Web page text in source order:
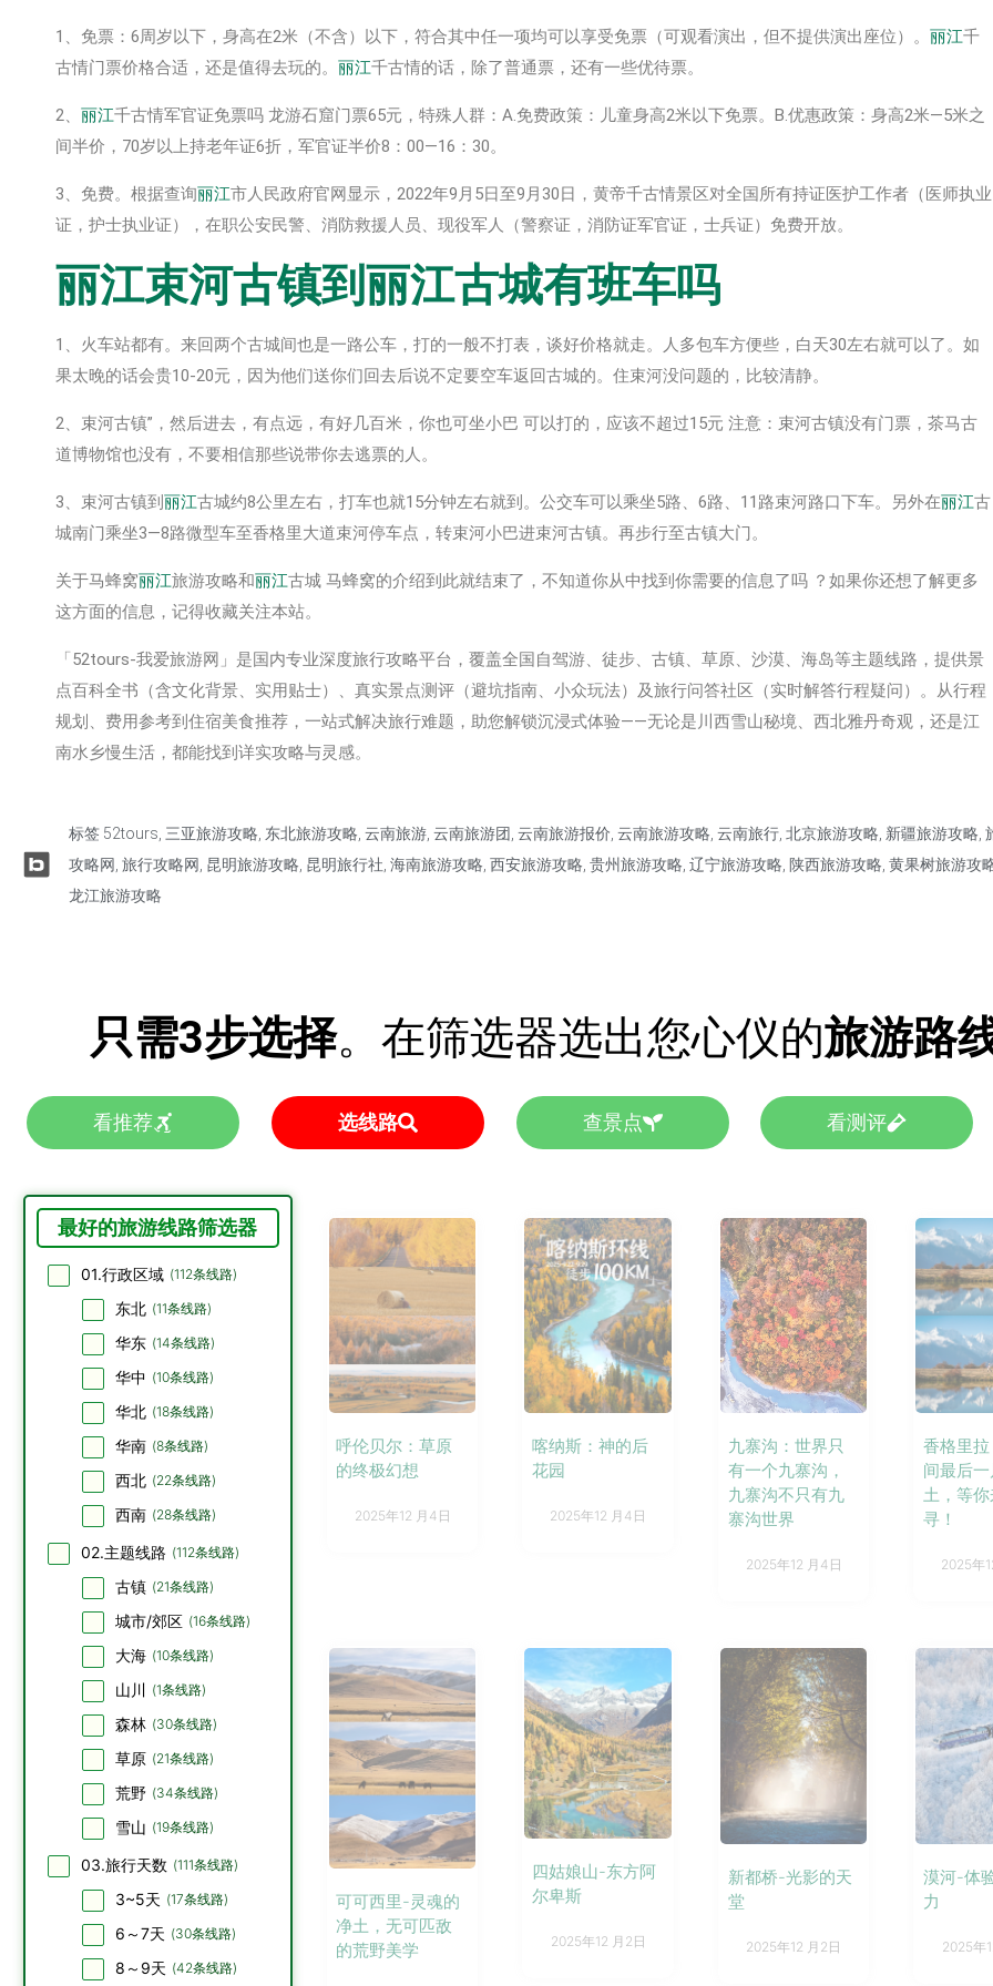
1、免票：6周岁以下，身高在2米（不含）以下，符合其中任一项均可以享受免票（可观看演出，但不提供演出座位）。 丽江千
古情门票价格合适，还是值得去玩的。 丽江千古情的话，除了普通票，还有一些优待票。
2、 丽江千古情军官证免票吗 龙游石窟门票65元，特殊人群：A.免费政策：儿童身高2米以下免票。B.优惠政策：身高2米—5米之
间半价，70岁以上持老年证6折，军官证半价8：00—16：30。
3、免费。根据查询丽江市人民政府官网显示，2022年9月5日至9月30日，黄帝千古情景区对全国所有持证医护工作者（医师执业
证，护士执业证），在职公安民警、消防救援人员、现役军人（警察证，消防证军官证，士兵证）免费开放。
丽江束河古镇到丽江古城有班车吗
1、火车站都有。来回两个古城间也是一路公车，打的一般不打表，谈好价格就走。人多包车方便些，白天30左右就可以了。如
果太晚的话会贵10-20元，因为他们送你们回去后说不定要空车返回古城的。住束河没问题的，比较清静。
2、束河古镇”，然后进去，有点远，有好几百米，你也可坐小巴 可以打的，应该不超过15元 注意：束河古镇没有门票，茶马古
道博物馆也没有，不要相信那些说带你去逃票的人。
3、束河古镇到 丽江古城约8公里左右，打车也就15分钟左右就到。公交车可以乘坐5路、6路、11路束河路口下车。另外在丽江古
城南门乘坐3—8路微型车至香格里大道束河停车点，转束河小巴进束河古镇。再步行至古镇大门。
关于马蜂窝丽江旅游攻略和丽江古城 马蜂窝的介绍到此就结束了，不知道你从中找到你需要的信息了吗 ？如果你还想了解更多
这方面的信息，记得收藏关注本站。
「52tours-我爱旅游网」是国内专业深度旅行攻略平台，覆盖全国自驾游、徒步、古镇、草原、沙漠、海岛等主题线路，提供‌景
点百科全书‌（含文化背景、实用贴士）、‌真实景点测评‌（避坑指南、小众玩法）及‌旅行问答社区‌（实时解答行程疑问）。从行程
规划、费用参考到住宿美食推荐，一站式解决旅行难题，助您解锁沉浸式体验——无论是川西雪山秘境、西北雅丹奇观，还是江
南水乡慢生活，都能找到详实攻略与灵感。
标签 52tours 三亚旅游攻略 东北旅游攻略 云南旅游 云南旅游团 云南旅游报价 云南旅游攻略 云南旅行 北京旅游攻略 新疆旅游攻略
攻略网 旅行攻略网 昆明旅游攻略 昆明旅行社 海南旅游攻略 西安旅游攻略 贵州旅游攻略 辽宁旅游攻略 陕西旅游攻略 黄果树旅游攻
龙江旅游攻略
只需3步选择。在筛选器选出您心仪的旅游路
看推荐 选线路 查景点 看测评
最好的旅游线路筛选器
01.行政区域 (112条线路)
东北 (11条线路)
华东 (14条线路)
华中 (10条线路)
华北 (18条线路)
华南 (8条线路)
西北 (22条线路)
西南 (28条线路)
02.主题线路 (112条线路)
古镇 (21条线路)
城市/郊区 (16条线路)
大海 (10条线路)
山川 (1条线路)
森林 (30条线路)
草原 (21条线路)
荒野 (34条线路)
雪山 (19条线路)
03.旅行天数 (111条线路)
3~5天 (17条线路)
6～7天 (30条线路)
8～9天 (42条线路)
呼伦贝尔：草原
的终极幻想
2025年12 月4日
喀纳斯：神的后
花园
2025年12 月4日
九寨沟：世界只
有一个九寨沟，
九寨沟不只有九
寨沟世界
2025年12 月4日
香格里拉
间最后
土，等你
寻！
2025年
可可西里-灵魂的
净土，无可匹敌
的荒野美学
四姑娘山-东方阿
尔卑斯
2025年12 月2日
新都桥-光影的天
堂
2025年12 月2日
漠河-体
力
2025年